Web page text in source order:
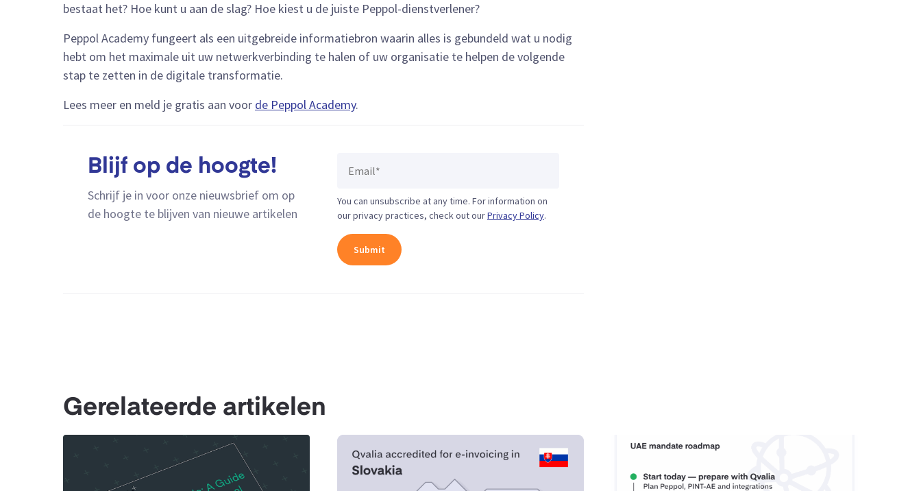
bestaat het? Hoe kunt u aan de slag? Hoe kiest u de juiste Peppol-dienstverlener?
Peppol Academy fungeert als een uitgebreide informatiebron waarin alles is gebundeld wat u nodig
hebt om het maximale uit uw netwerkverbinding te halen of uw organisatie te helpen de volgende
stap te zetten in de digitale transformatie.
Lees meer en meld je gratis aan voor de Peppol Academy.
Blijf op de hoogte!
Schrijf je in voor onze nieuwsbrief om op
de hoogte te blijven van nieuwe artikelen
You can unsubscribe at any time. For information on
our privacy practices, check out ourPrivacy Policy.
Gerelateerde artikelen